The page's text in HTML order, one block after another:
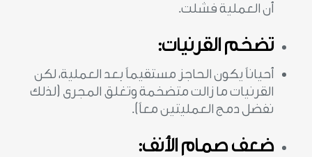
أن العملية فشلت.
تضخم القرنيات:
أحياناً يكون الحاجز مستقيماً بعد العملية، لكن
القرنيات ما زالت متضخمة وتغلق المجرى (لذلك
نفضل دمج العمليتين معاً).
ضعف صمام الأنف: